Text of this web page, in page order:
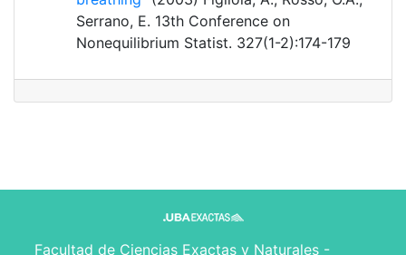
Serrano, E. 13th Conference on
Nonequilibrium Statist. 327(1-2):174-179
Facultad de Ciencias Exactas y Naturales -